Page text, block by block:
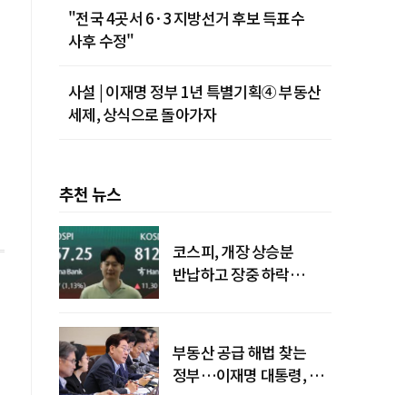
"전국 4곳서 6·3 지방선거 후보 득표수
사후 수정"
사설 | 이재명 정부 1년 특별기획④ 부동산
세제, 상식으로 돌아가자
추천 뉴스
코스피, 개장 상승분
반납하고 장중 하락
부동산 공급 해법 찾는
정부…이재명 대통령, 2차